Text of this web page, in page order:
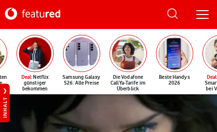
Deal: Netflix
günstiger
bekommen
Samsung Galaxy
S26: Alle Preise
Die Vodafone
CallYa-Tarife im
Überblick
Beste Handys
2026
Deal
bei
INHALT